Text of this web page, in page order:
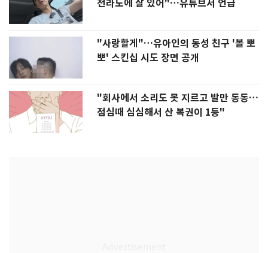
전라도에 잘 있어"…유튜브서 언급
"사랑할게"…유아인의 동성 친구 '볼 뽀
뽀' 스킨십 시도 장면 공개
"회사에서 소리도 못 지르고 발만 동동…
점심때 심심해서 산 복권이 1등"